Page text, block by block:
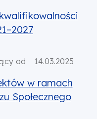
od 14.03.2025
w ramach
Społecznego